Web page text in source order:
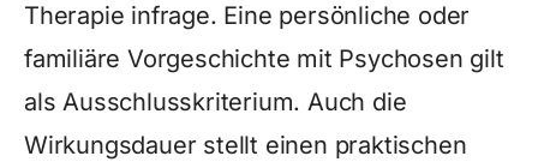
Therapie infrage. Eine persönliche oder
familiäre Vorgeschichte mit Psychosen gilt
als Ausschlusskriterium. Auch die
Wirkungsdauer stellt einen praktischen